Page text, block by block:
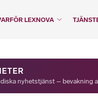
LEXNOVA
nyhetstjänst – bevakning